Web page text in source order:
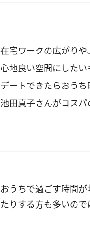
在宅ワークの広がり
心地良い空間にした
デートできたらおう
池田真子さんがコスパ
おうちで過ごす時間
たりする方も多いので